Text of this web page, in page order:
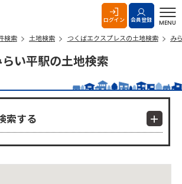
ログイン 会員登録 MENU
検索 土地検索 つくばエクスプレスの土地検索 み
い平駅の土地検索
索する